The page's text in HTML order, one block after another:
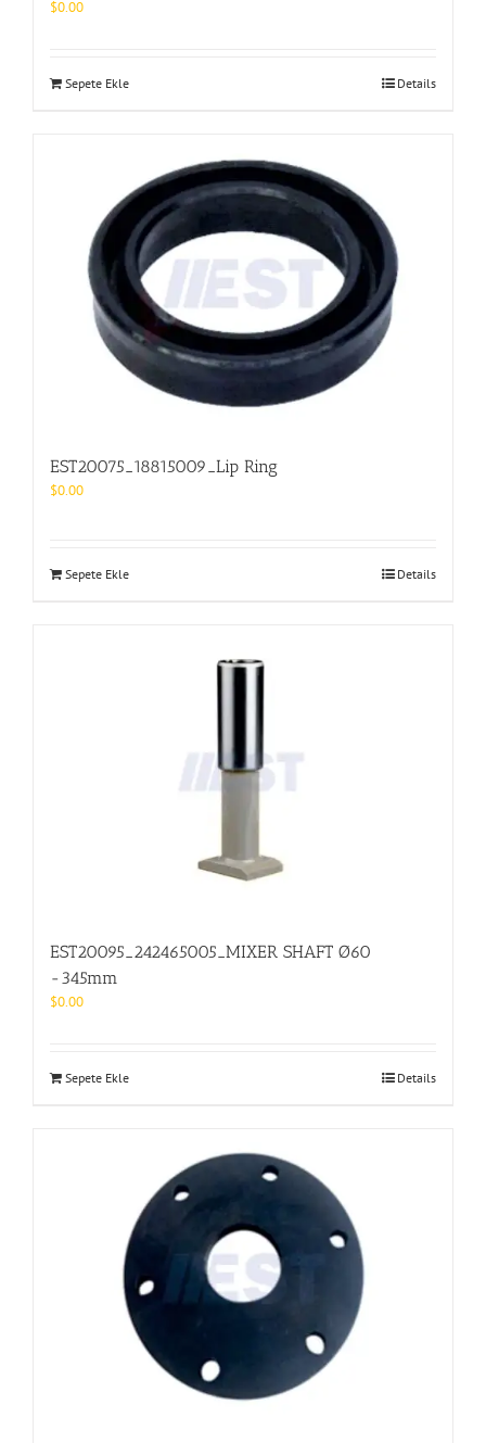
$0.00
Sepete Ekle Details
EST20075_18815009_Lip Ring
$0.00
Sepete Ekle Details
EST20095_242465005_MIXER SHAFT Ø60
-345mm
$0.00
Sepete Ekle Details